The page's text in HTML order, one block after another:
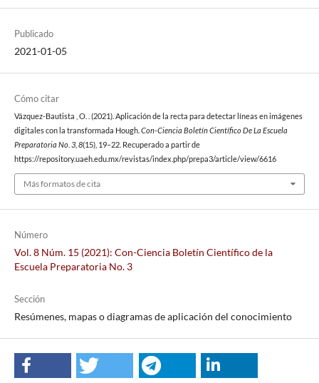
Publicado
2021-01-05
Cómo citar
Vázquez-Bautista , O. . (2021). Aplicación de la recta para detectar líneas en imágenes
digitales con la transformada Hough. Con-Ciencia Boletín Científico De La Escuela
Preparatoria No. 3, 8(15), 19–22. Recuperado a partir de
https://repository.uaeh.edu.mx/revistas/index.php/prepa3/article/view/6616
Más formatos de cita
Número
Vol. 8 Núm. 15 (2021): Con-Ciencia Boletín Científico de la
Escuela Preparatoria No. 3
Sección
Resúmenes, mapas o diagramas de aplicación del conocimiento